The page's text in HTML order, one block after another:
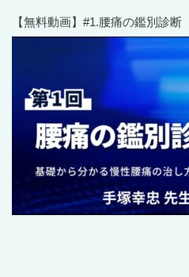
【無料動画】#1.腰痛の鑑別診断